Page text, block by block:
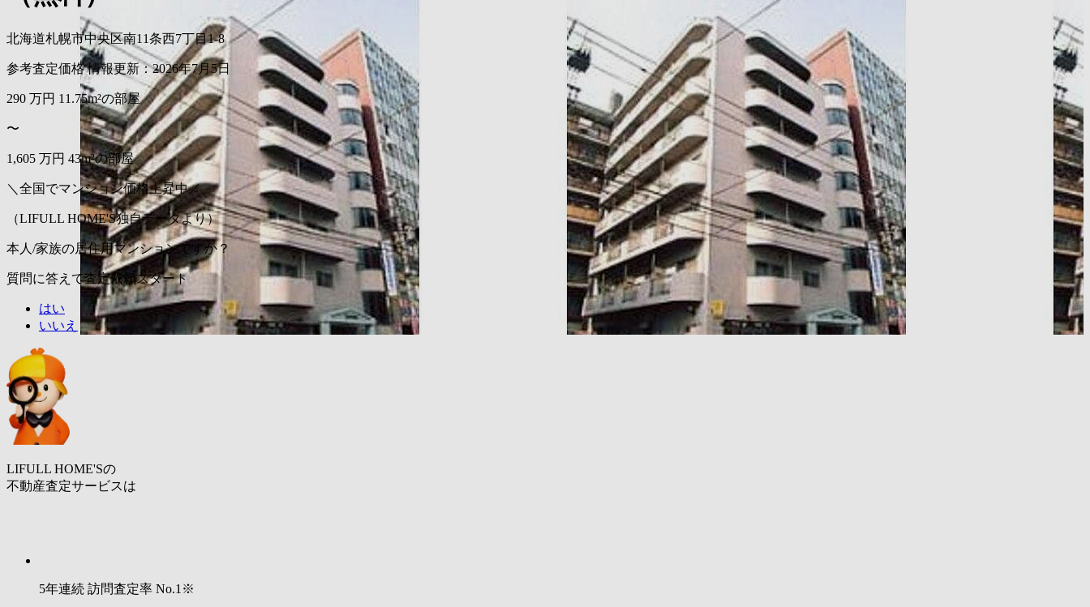
北海道札幌市中央区南11条西7丁目1-8
参考査定価格 情報更新：2026年7月5日
290 万円 11.75m²の部屋
〜
1,605 万円 43m²の部屋
＼全国でマンション価格上昇中／
（LIFULL HOME'S独自データより）
本人/家族の居住用マンションですか？
質問に答えて査定依頼スタート
はい
いいえ
LIFULL HOME'Sの
不動産査定サービスは
5年連続 訪問査定率 No.1 ※